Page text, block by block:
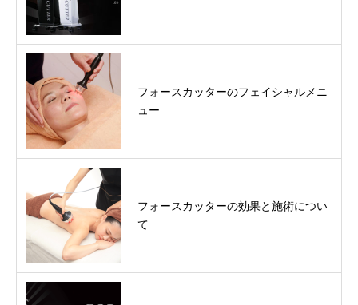
フォースカッターのフェイシャルメニ
ュー
フォースカッターの効果と施術につい
て